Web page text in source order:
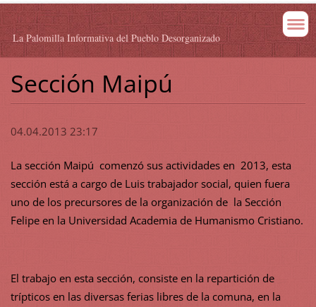
La Palomilla Informativa del Pueblo Desorganizado
Sección Maipú
04.04.2013 23:17
La sección Maipú comenzó sus actividades en 2013, esta
sección está a cargo de Luis trabajador social, quien fuera
uno de los precursores de la organización de la Sección
Felipe en la Universidad Academia de Humanismo Cristiano.
El trabajo en esta sección, consiste en la repartición de
trípticos en las diversas ferias libres de la comuna, en la